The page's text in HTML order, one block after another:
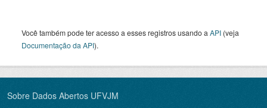
Você também pode ter acesso a esses registros usando a API (veja
Documentação da API).
Sobre Dados Abertos UFVJM